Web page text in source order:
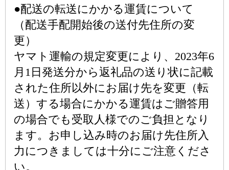
●配送の転送にかかる運賃について
（配送手配開始後の送付先住所の変
更）
ヤマト運輸の規定変更により、2023年6
月1日発送分から返礼品の送り状に記載
された住所以外にお届け先を変更（転
送）する場合にかかる運賃はご贈答用
の場合でも受取人様でのご負担となり
ます。お申し込み時のお届け先住所入
力につきましては十分にご注意くださ
い。